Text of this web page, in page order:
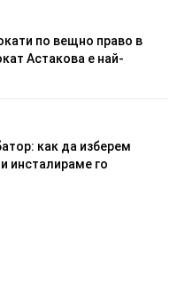
по вещно право в
Астакова е най-
как да изберем
инсталираме го